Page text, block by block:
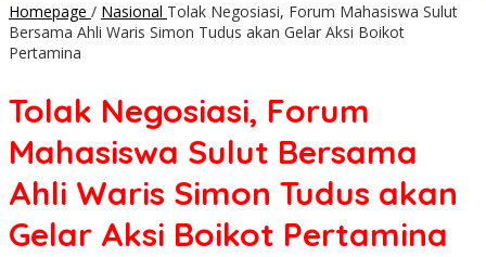
Homepage / Nasional Tolak Negosiasi, Forum Mahasiswa Sulut
Bersama Ahli Waris Simon Tudus akan Gelar Aksi Boikot
Pertamina
Tolak Negosiasi, Forum
Mahasiswa Sulut Bersama
Ahli Waris Simon Tudus akan
Gelar Aksi Boikot Pertamina